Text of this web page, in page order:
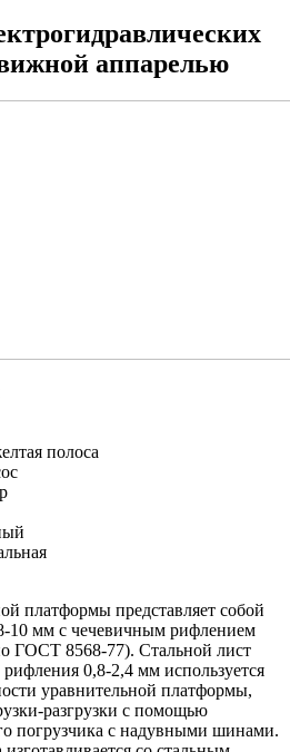
аппарелью
полоса
платформы представляет собой
10 мм с чечевичным рифлением
ГОСТ 8568-77). Стальной лист
0,8-2,4 мм используется
уравнительной платформы,
разгрузки с помощью
погрузчика с надувными шинами.